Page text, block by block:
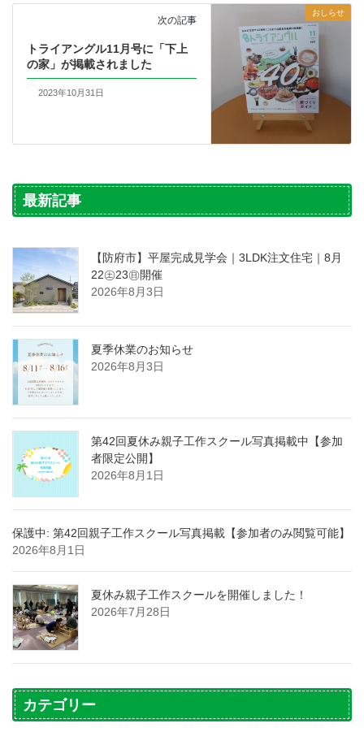
おしらせ
次の記事
トライアングル11月号に「下上
の家」が掲載されました
2023年10月31日
最新記事
【防府市】平屋完成見学会｜3LDK注文住宅｜8月
22㊏23㊐開催
2026年8月3日
夏季休業のお知らせ
2026年8月3日
第42回夏休み親子工作スクール写真掲載中【参加
者限定公開】
2026年8月1日
保護中: 第42回親子工作スクール写真掲載【参加者のみ閲覧可能】
2026年8月1日
夏休み親子工作スクールを開催しました！
2026年7月28日
カテゴリー